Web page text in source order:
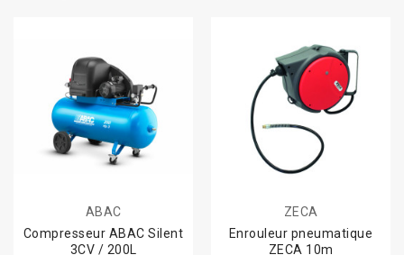
ABAC
Compresseur ABAC Silent
3CV / 200L
ZECA
Enrouleur pneumatique
ZECA 10m